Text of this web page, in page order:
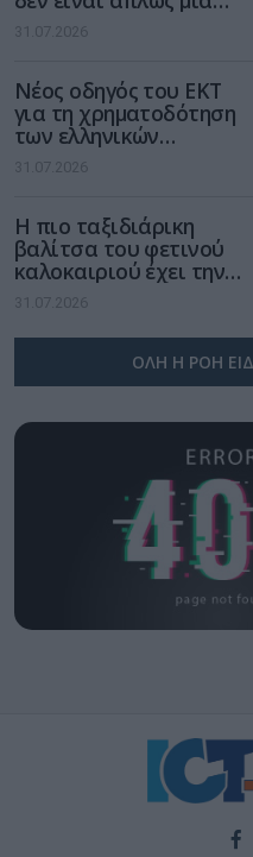
νέα τεχνολογία, είναι
μια νέα βιομηχανική
31.07.2026
Νέος οδηγός του ΕΚΤ
για τη χρηματοδότηση
των ελληνικών
επιχειρήσεων στον
χώρο της άμυνας
31.07.2026
Η πιο ταξιδιάρικη
βαλίτσα του φετινού
καλοκαιριού έχει την
υπογραφή της Xiaomi
31.07.2026
ΟΛΗ Η ΡΟΗ